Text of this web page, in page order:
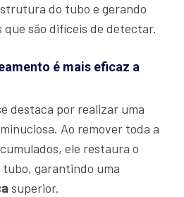
do tubo e gerando
são difíceis de detectar.
é mais eficaz a
destaca por realizar uma
Ao remover toda a
ele restaura o
garantindo uma
superior.